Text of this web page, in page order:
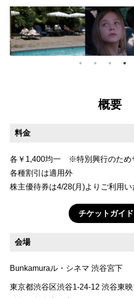
概要
料金
各￥1,400均一 ※特別興行のため
各種割引は適用外
株主優待券は4/28(月)よりご利用い
チケットガイド
会場
Bunkamuraル・シネマ 渋谷宮下
東京都渋谷区渋谷1-24-12 渋谷東